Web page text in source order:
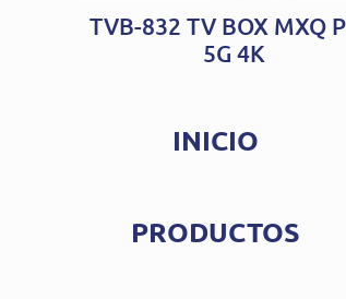
TVB-832 TV BOX MXQ
5G 4K
INICIO
PRODUCTOS